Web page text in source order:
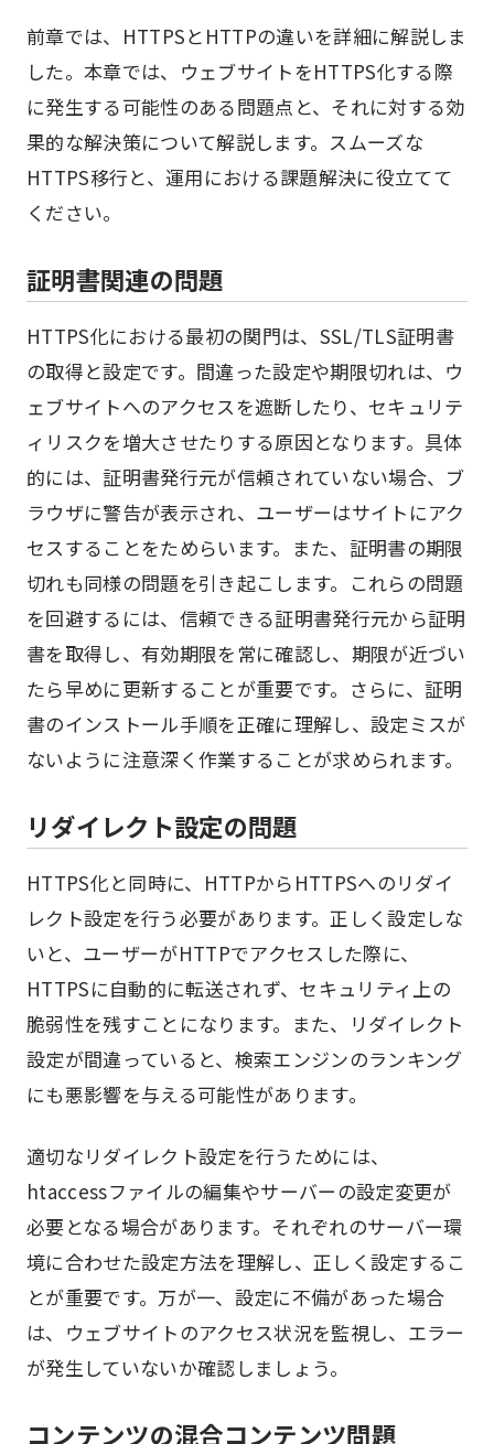
前章では、HTTPSとHTTPの違いを詳細に解説しま
した。本章では、ウェブサイトをHTTPS化する際
に発生する可能性のある問題点と、それに対する効
果的な解決策について解説します。スムーズな
HTTPS移行と、運用における課題解決に役立てて
ください。
証明書関連の問題
HTTPS化における最初の関門は、SSL/TLS証明書
の取得と設定です。間違った設定や期限切れは、ウ
ェブサイトへのアクセスを遮断したり、セキュリテ
ィリスクを増大させたりする原因となります。具体
的には、証明書発行元が信頼されていない場合、ブ
ラウザに警告が表示され、ユーザーはサイトにアク
セスすることをためらいます。また、証明書の期限
切れも同様の問題を引き起こします。これらの問題
を回避するには、信頼できる証明書発行元から証明
書を取得し、有効期限を常に確認し、期限が近づい
たら早めに更新することが重要です。さらに、証明
書のインストール手順を正確に理解し、設定ミスが
ないように注意深く作業することが求められます。
リダイレクト設定の問題
HTTPS化と同時に、HTTPからHTTPSへのリダイ
レクト設定を行う必要があります。正しく設定しな
いと、ユーザーがHTTPでアクセスした際に、
HTTPSに自動的に転送されず、セキュリティ上の
脆弱性を残すことになります。また、リダイレクト
設定が間違っていると、検索エンジンのランキング
にも悪影響を与える可能性があります。
適切なリダイレクト設定を行うためには、
htaccessファイルの編集やサーバーの設定変更が
必要となる場合があります。それぞれのサーバー環
境に合わせた設定方法を理解し、正しく設定するこ
とが重要です。万が一、設定に不備があった場合
は、ウェブサイトのアクセス状況を監視し、エラー
が発生していないか確認しましょう。
コンテンツの混合コンテンツ問題